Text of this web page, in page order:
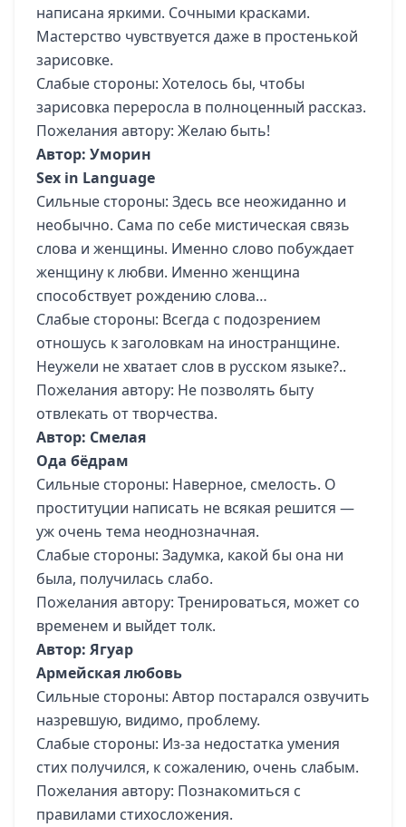
написана яркими. Сочными красками.
Мастерство чувствуется даже в простенькой
зарисовке.
Слабые стороны: Хотелось бы, чтобы
зарисовка переросла в полноценный рассказ.
Пожелания автору: Желаю быть!
Автор: Уморин
Sex in Language
Сильные стороны: Здесь все неожиданно и
необычно. Сама по себе мистическая связь
слова и женщины. Именно слово побуждает
женщину к любви. Именно женщина
способствует рождению слова…
Слабые стороны: Всегда с подозрением
отношусь к заголовкам на иностранщине.
Неужели не хватает слов в русском языке?..
Пожелания автору: Не позволять быту
отвлекать от творчества.
Автор: Смелая
Ода бёдрам
Сильные стороны: Наверное, смелость. О
проституции написать не всякая решится —
уж очень тема неоднозначная.
Слабые стороны: Задумка, какой бы она ни
была, получилась слабо.
Пожелания автору: Тренироваться, может со
временем и выйдет толк.
Автор: Ягуар
Армейская любовь
Сильные стороны: Автор постарался озвучить
назревшую, видимо, проблему.
Слабые стороны: Из-за недостатка умения
стих получился, к сожалению, очень слабым.
Пожелания автору: Познакомиться с
правилами стихосложения.